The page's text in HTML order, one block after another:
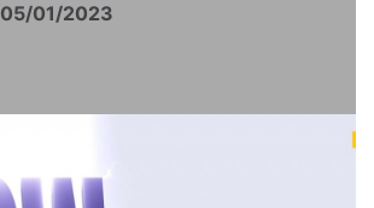
05/01/2023